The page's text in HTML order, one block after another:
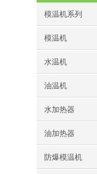
模温机系列
模温机
水温机
油温机
水加热器
油加热器
防爆模温机